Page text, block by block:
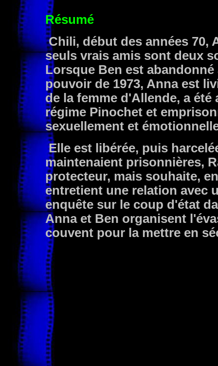
Résumé
Chili, début des années 70,
seuls vrais amis sont deux
Lorsque Ben est
pouvoir de 1973, Anna est
de la femme d'Allende, a
régime Pinochet et
sexuellement et
Elle est libérée, puis
maintenaient prisonnières,
protecteur, mais souhaite,
entretient une relation avec
enquête sur le coup d'état
Anna et Ben organisent
couvent pour la mettre en